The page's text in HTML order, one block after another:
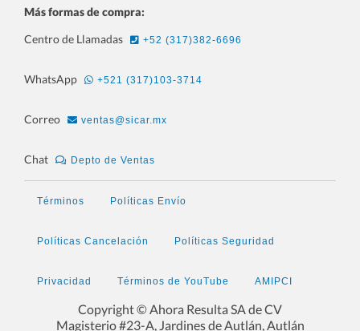
Más formas de compra:
Centro de Llamadas
+52 (317)382-6696
WhatsApp +521 (317)103-3714
Correo ventas@sicar.mx
Chat Depto de Ventas
Términos Políticas Envío
Políticas Cancelación Políticas Seguridad
Privacidad Términos de YouTube AMIPCI
Copyright © Ahora Resulta SA de CV
Magisterio #23-A, Jardines de Autlán, Autlán